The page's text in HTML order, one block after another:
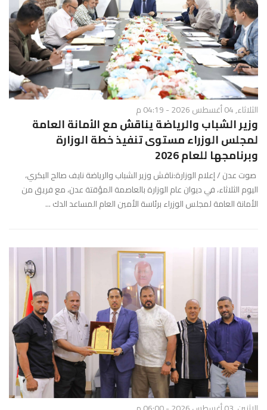
الثلاثاء, 04 أغسطس 2026 - 04:19 م
وزير الشباب والرياضة يناقش مع الأمانة العامة
لمجلس الوزراء مستوى تنفيذ خطة الوزارة
وبرنامجها للعام 2026
صوت عدن / إعلام الوزارة:ناقش وزير الشباب والرياضة نايف صالح البكري،
اليوم الثلاثاء، في ديوان عام الوزارة بالعاصمة المؤقتة عدن، مع فريق من
الأمانة العامة لمجلس الوزراء برئاسة الأمين العام المساعد الدك ...